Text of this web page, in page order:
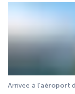
Arrivée à l’aéroport